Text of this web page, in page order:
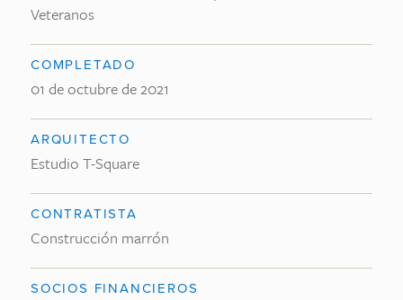
Veteranos
COMPLETADO
01 de octubre de 2021
ARQUITECTO
Estudio T-Square
CONTRATISTA
Construcción marrón
SOCIOS FINANCIEROS